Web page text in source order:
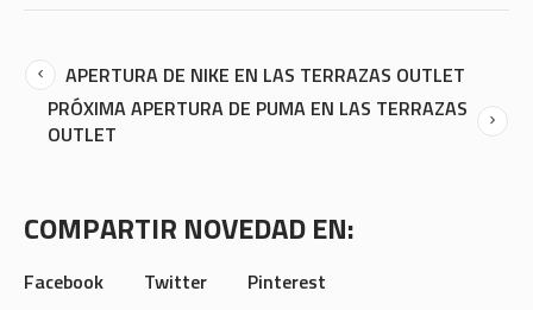
APERTURA DE NIKE EN LAS TERRAZAS OUTLET
PRÓXIMA APERTURA DE PUMA EN LAS TERRAZAS
OUTLET
COMPARTIR NOVEDAD EN:
Facebook Twitter Pinterest